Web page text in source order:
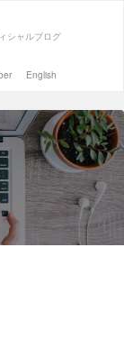
シャルブログ
English